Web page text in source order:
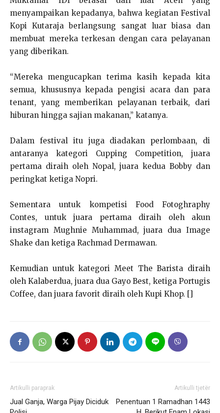
menyampaikan kepadanya, bahwa kegiatan Festival
Kopi Kutaraja berlangsung sangat luar biasa dan
membuat mereka terkesan dengan cara pelayanan
yang diberikan.
“Mereka mengucapkan terima kasih kepada kita
semua, khususnya kepada pengisi acara dan para
tenant, yang memberikan pelayanan terbaik, dari
hiburan hingga sajian makanan,” katanya.
Dalam festival itu juga diadakan perlombaan, di
antaranya kategori Cupping Competition, juara
pertama diraih oleh Nopal, juara kedua Bobby dan
peringkat ketiga Nopri.
Sementara untuk kompetisi Food Fotoghraphy
Contes, untuk juara pertama diraih oleh akun
instagram Mughnie Muhammad, juara dua Image
Shake dan ketiga Rachmad Dermawan.
Kemudian untuk kategori Meet The Barista diraih
oleh Kalaberdua, juara dua Gayo Best, ketiga Portugis
Coffee, dan juara favorit diraih oleh Kupi Khop. []
Artikulli paraprak
Jual Ganja, Warga Pijay Diciduk
Artikulli tjetër
Penentuan 1 Ramadhan 1443